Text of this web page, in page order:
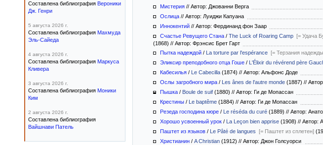
Мистерия // Автор: Джованни Верга
Ослица // Автор: Луиджи Капуана
Иннокентий // Автор: Фердинанд фон Заар
Счастье Ревущего Стана / The Luck of Roaring Camp [= Удача
(1868) // Автор: Фрэнсис Брет Гарт
Пытка надеждой / La torture par l'espérance [= Терзания
Эликсир преподобного отца Гоше / L'Élixir du révérend père
Кабесилья / Le Cabecilla (1874) // Автор: Альфонс Доде
Ослы загробного мира / Les ânes de l'autre monde (1887) //
Пышка / Boule de suif (1880) // Автор: Ги де Мопассан
Крестины / Le baptême (1884) // Автор: Ги де Мопассан
Резеда господина кюре / Le réséda du curé (1889) // Автор:
Хорошо усвоенный урок / La Leçon bien apprise (1908) // Автор:
Паштет из языков / Le Pâté de langues [= Паштет из сплетен]
Христианин / A Christian (1912) // Автор: Джон Голсуорси
Составлена библиография Вероники
Дж. Генри
5 августа 2026 г.
Составлена библиография Махмуда
Эль-Сайеда
4 августа 2026 г.
Составлена библиография Маркуса
Кливера
3 августа 2026 г.
Составлена библиография Моники
Ким
2 августа 2026 г.
Составлена библиография
Вайшнави Патель